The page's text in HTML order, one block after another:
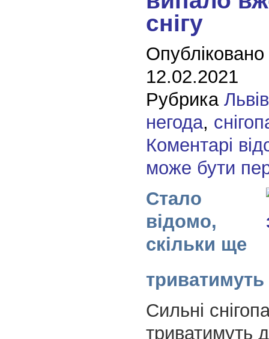
снігу
12.02.2021
Рубрика
негода,
Коментарі
може бути
Стало
відомо,
скільки ще
триватимуть
Сильні
триватимуть